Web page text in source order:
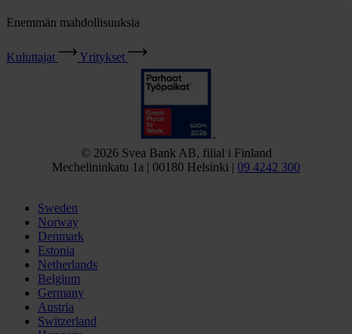
Enemmän mahdollisuuksia
Kuluttajat Yritykset
© 2026 Svea Bank AB, filial i Finland
Mechelininkatu 1a | 00180 Helsinki | 09 4242 300
Sweden
Norway
Denmark
Estonia
Netherlands
Belgium
Germany
Austria
Switzerland